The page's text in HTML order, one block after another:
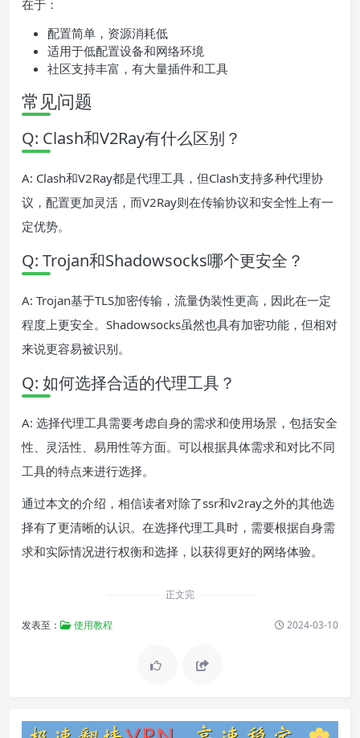
在于：
配置简单，资源消耗低
适用于低配置设备和网络环境
社区支持丰富，有大量插件和工具
常见问题
Q: Clash和V2Ray有什么区别？
A: Clash和V2Ray都是代理工具，但Clash支持多种代理协
议，配置更加灵活，而V2Ray则在传输协议和安全性上有一
定优势。
Q: Trojan和Shadowsocks哪个更安全？
A: Trojan基于TLS加密传输，流量伪装性更高，因此在一定
程度上更安全。Shadowsocks虽然也具有加密功能，但相对
来说更容易被识别。
Q: 如何选择合适的代理工具？
A: 选择代理工具需要考虑自身的需求和使用场景，包括安全
性、灵活性、易用性等方面。可以根据具体需求和对比不同
工具的特点来进行选择。
通过本文的介绍，相信读者对除了ssr和v2ray之外的其他选
择有了更清晰的认识。在选择代理工具时，需要根据自身需
求和实际情况进行权衡和选择，以获得更好的网络体验。
正文完
发表至： 使用教程 2024-03-10